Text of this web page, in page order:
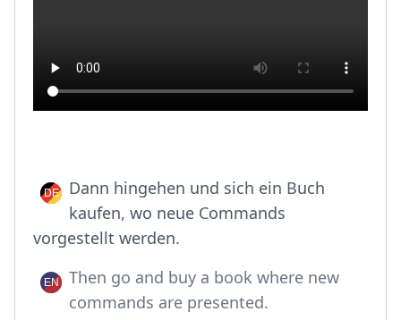
Dann hingehen und sich ein Buch
kaufen, wo neue Commands
vorgestellt werden.
Then go and buy a book where new
commands are presented.